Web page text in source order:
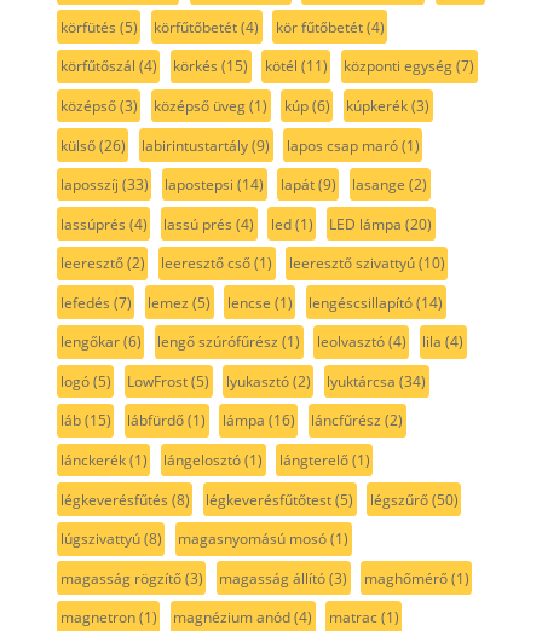
körfütés (5) körfűtőbetét(4) kör fűtőbetét(4)
körfűtőszál (4) körkés (15) kötél (11) központi egység(7)
középső(3) középső üveg(1) kúp(6) kúpkerék(3)
külső(26) labirintustartály(9) lapos csap maró(1)
laposszíj (33) lapostepsi (14) lapát(9) lasange (2)
lassúprés (4) lassú prés (4) led(1) LED lámpa (20)
leeresztő(2) leeresztő cső(1) leeresztő szivattyú(10)
lefedés (7) lemez (5) lencse (1) lengéscsillapító(14)
lengőkar(6) lengő szúrófűrész (1) leolvasztó(4) lila (4)
logó(5) LowFrost(5) lyukasztó(2) lyuktárcsa (34)
láb(15) lábfürdő(1) lámpa (16) láncfűrész (2)
lánckerék(1) lángelosztó(1) lángterelő(1)
légkeverésfűtés (8) légkeverésfűtőtest(5) légszűrő(50)
lúgszivattyú(8) magasnyomású mosó(1)
magasság rögzítő(3) magasság állító(3) maghőmérő(1)
magnetron(1) magnézium anód(4) matrac(1)